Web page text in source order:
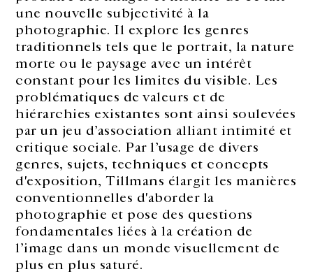
une nouvelle subjectivité à la
photographie. Il explore les genres
traditionnels tels que le portrait, la nature
morte ou le paysage avec un intérêt
constant pour les limites du visible. Les
problématiques de valeurs et de
hiérarchies existantes sont ainsi soulevées
par un jeu d’association alliant intimité et
critique sociale. Par l’usage de divers
genres, sujets, techniques et concepts
d'exposition, Tillmans élargit les manières
conventionnelles d'aborder la
photographie et pose des questions
fondamentales liées à la création de
l’image dans un monde visuellement de
plus en plus saturé.